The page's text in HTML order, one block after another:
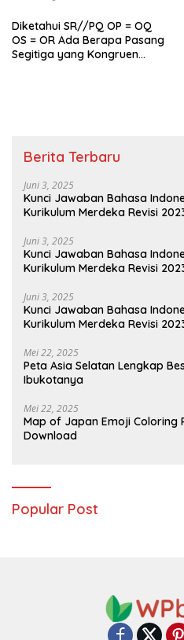
Diketahui SR//PQ OP = OQ
OS = OR Ada Berapa Pasang
Segitiga yang Kongruen
Berita Terbaru
Juni 3, 2025
Kunci Jawaban Bahasa
Kurikulum Merdeka Revisi
Juni 3, 2025
Kunci Jawaban Bahasa
Kurikulum Merdeka Revisi
Juni 3, 2025
Kunci Jawaban Bahasa
Kurikulum Merdeka Revisi
Mei 22, 2025
Peta Asia Selatan Lengkap
Ibukotanya
Mei 22, 2025
Map of Japan Emoji Coloring
Download
Popular Post